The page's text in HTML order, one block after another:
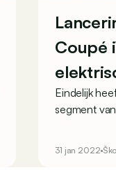
Coupé
Eindelijk
segment
première
van het merk!
31 jan 2022